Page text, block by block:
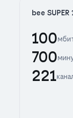
bee
100
700
221